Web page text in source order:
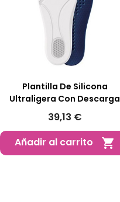
Plantilla De Silicona
Ultraligera Con Descarga
39,13 €
Añadir al carrito
